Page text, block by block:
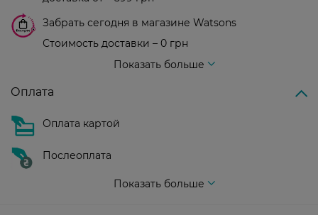
Забрать сегодня в магазине Watsons
Стоимость доставки – 0 грн
Показать больше
Оплата
Оплата картой
Послеоплата
Показать больше